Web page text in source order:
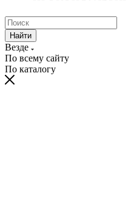
Найти
Везде
По всему сайту
По каталогу